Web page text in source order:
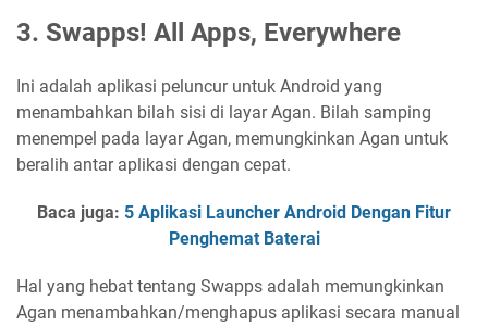
3. Swapps! All Apps, Everywhere
Ini adalah aplikasi peluncur untuk Android yang
menambahkan bilah sisi di layar Agan. Bilah samping
menempel pada layar Agan, memungkinkan Agan untuk
beralih antar aplikasi dengan cepat.
Baca juga: 5 Aplikasi Launcher Android Dengan Fitur
Penghemat Baterai
Hal yang hebat tentang Swapps adalah memungkinkan
Agan menambahkan/menghapus aplikasi secara manual